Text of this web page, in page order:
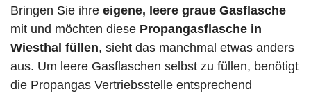
Bringen Sie ihre eigene, leere graue Gasflasche
mit und möchten diese Propangasflasche in
Wiesthal füllen, sieht das manchmal etwas anders
aus. Um leere Gasflaschen selbst zu füllen, benötigt
die Propangas Vertriebsstelle entsprechend